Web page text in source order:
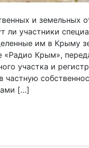
и земельных
ли участники
им в Крыму
Крым»,
участка и
частную
[…]